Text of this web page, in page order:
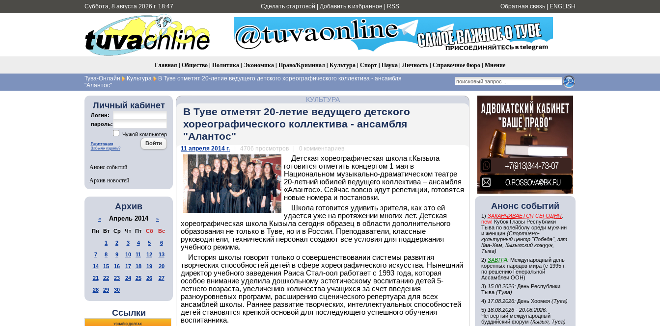
Суббота, 8 августа 2026 г. 18:47 Сделать стартовой Добавить в избранное RSS Обратная связь ENGLISH
Главная | Общество| Политика| Экономика| Право/Криминал| Культура| Спорт| Наука| Личность| Справочное бюро| Мнение
Тува-Онлайн Культура
В Туве отметят 20-летие ведущего детского хореографического коллектива - ансамбля
"Алантос"
Личный кабинет
Логин:
пароль:
Чужой компьютер
Регистрация
Забыли пароль?
Анонс событий
Архив новостей
Архив
« Апрель 2014 »
Пн Вт Ср Чт Пт Сб
Вс
1
2 3 4 5
6
7
8 9 10 11 12
13
14
15 16 17 18 19
20
21
22 23 24 25 26
27
28
29 30
Ссылки
КУЛЬТУРА
В Туве отметят 20-летие ведущего детского
хореографического коллектива - ансамбля
"Алантос"
11 апреля 2014 г. | 4706 просмотров | 0 комментариев
Детская хореографическая школа г.Кызыла
готовится отметить концертом 1 мая в
Национальном музыкально-драматическом театре
20-летний юбилей ведущего коллектива – ансамбля
«Алантос». Сейчас вовсю идут репетиции, готовятся
новые номера и постановки.
Школа готовится удивить зрителя, как это ей
удается уже на протяжении многих лет. Детская
хореографическая школа Кызыла сегодня образец в области дополнительного
образования не только в Туве, но и в России. Преподаватели, классные
руководители, технический персонал создают все условия для поддержания
учебного режима.
История школы говорит только о совершенствовании системы развития
творческих способностей детей в сфере хореографического искусства. Нынешний
директор учебного заведения Раиса Стал-оол работает с 1993 года, которая
особое внимание уделила дошкольному эстетическому воспитанию детей 5-
летнего возраста, увеличению количества учащихся за счет введения
разноуровневых программ, расширению сценического репертуара для всех
ансамблей школы. Раннее развитие творческих, интеллектуальных способностей
детей становятся крепкой основой для последующего успешного обучения
воспитанника.
Анонс событий
1) ЗАКАНЧИВАЕТСЯ СЕГОДНЯ:
new! Кубок Главы Республики
Тыва по волейболу среди мужчин
и женщин (Спортивно-
культурный центр "Победа", пгт
Каа-Хем, Кызылский кожуун,
Тыва)
2) ЗАВТРА: Международный день
коренных народов мира (с 1995 г,
по решению Генеральной
Ассамблеи ООН)
3) 15.08.2026: День Республики
Тыва (Тува)
4) 17.08.2026: День Хоомея (Тува)
5) 18.08.2026 - 20.08.2026:
Четвертый международный
буддийский форум (Кызыл, Тува)